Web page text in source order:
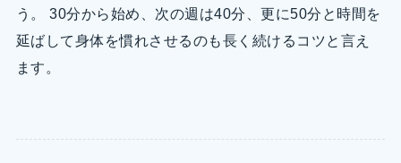
う。 30分から始め、次の週は40分、更に50分と時間を
延ばして身体を慣れさせるのも長く続けるコツと言え
ます。